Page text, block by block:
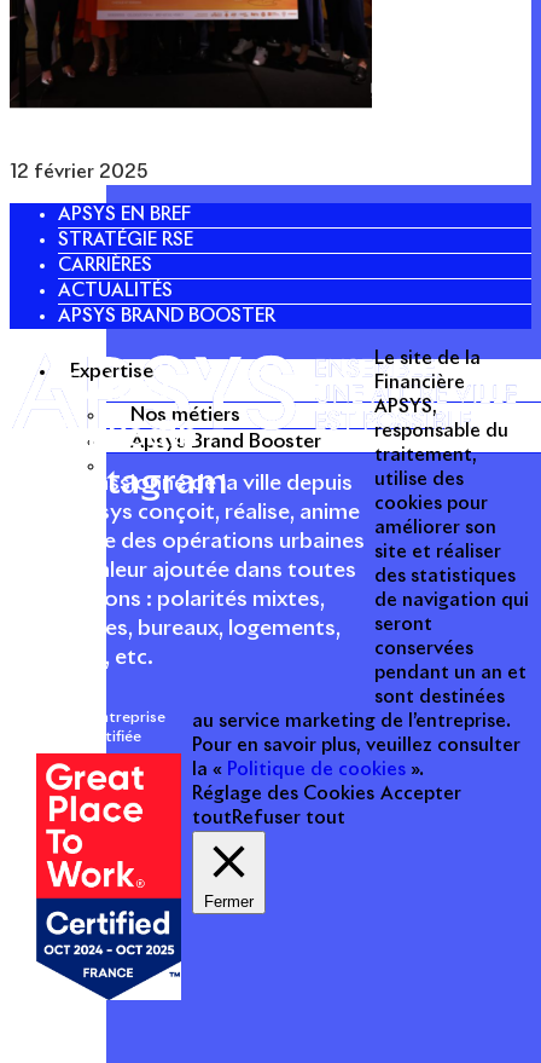
Expertise
Nos métiers
Apsys Brand Booster
12 février 2025
APSYS EN BREF
STRATÉGIE RSE
CARRIÈRES
ACTUALITÉS
APSYS BRAND BOOSTER
Acteur passionné de la ville depuis
1996, Apsys conçoit, réalise, anime
et valorise des opérations urbaines
à forte valeur ajoutée dans toutes
les fonctions : polarités mixtes,
commerces, bureaux, logements,
hôtellerie, etc.
Une entreprise
certifiée
Twitter
Linkedin
Instagram
Le site de la
Financière
APSYS,
responsable du
traitement,
utilise des
cookies pour
améliorer son
site et réaliser
des statistiques
de navigation qui
seront
conservées
pendant un an et
sont destinées
au service marketing de l’entreprise.
Pour en savoir plus, veuillez consulter
la « Politique de cookies ».
Réglage des Cookies Accepter
tout Refuser tout
Fermer